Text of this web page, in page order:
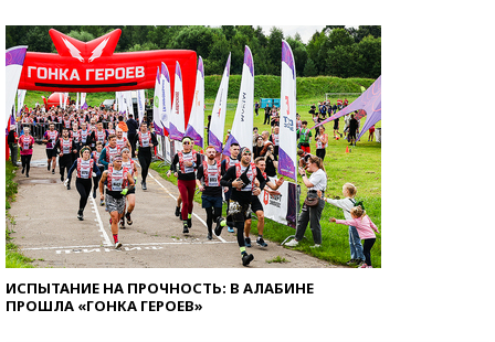
ИСПЫТАНИЕ НА ПРОЧНОСТЬ: В АЛАБИНЕ
ПРОШЛА «ГОНКА ГЕРОЕВ»